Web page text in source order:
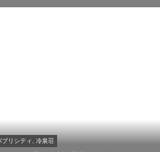
リシティ, 冷泉荘